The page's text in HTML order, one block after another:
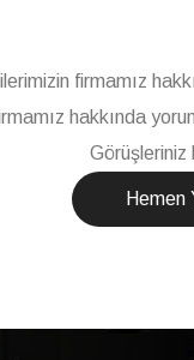
firmamız
hakkında
Görüşleriniz
Hemen